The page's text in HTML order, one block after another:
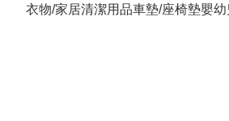
衣物/家居清潔用品車墊/座椅墊嬰